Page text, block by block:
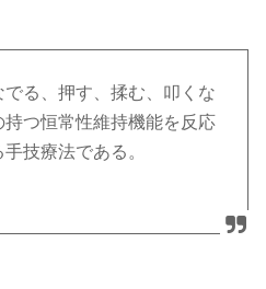
でる、押す、揉む、叩くな
つ恒常性維持機能を反応
技療法である。